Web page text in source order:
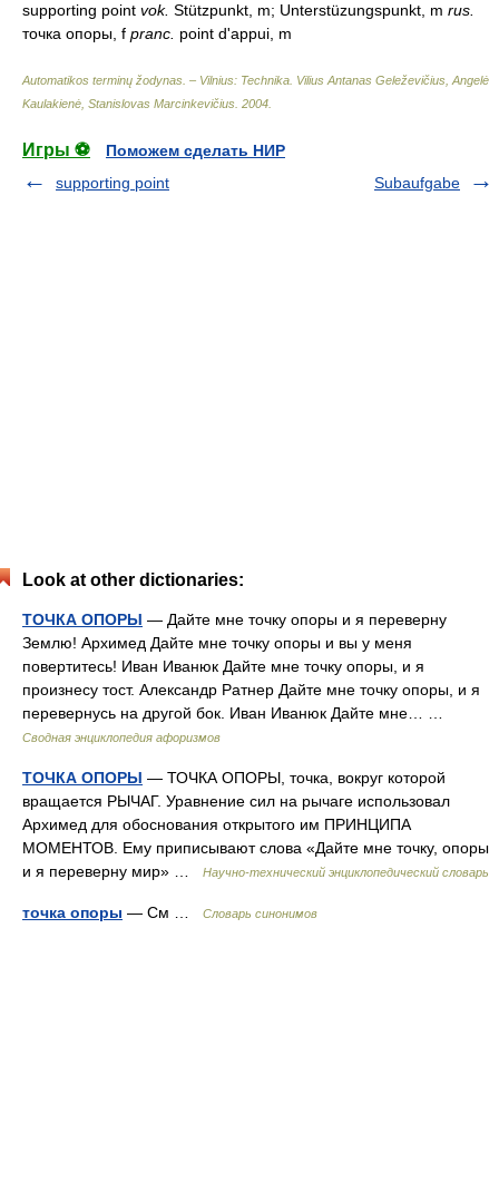
supporting point vok. Stützpunkt, m; Unterstüzungspunkt, m rus.
точка опоры, f pranc. point d'appui, m
Automatikos terminų žodynas. – Vilnius: Technika Vilius Antanas Geleževičius, Angelė
Kaulakienė, Stanislovas Marcinkevičius 2004
Игры ⚽
Поможем сделать НИР
supporting point
Subaufgabe
Look at other dictionaries:
ТОЧКА ОПОРЫ — Дайте мне точку опоры и я переверну
Землю! Архимед Дайте мне точку опоры и вы у меня
повертитесь! Иван Иванюк Дайте мне точку опоры, и я
произнесу тост. Александр Ратнер Дайте мне точку опоры, и я
перевернусь на другой бок. Иван Иванюк Дайте мне… …
Сводная энциклопедия афоризмов
ТОЧКА ОПОРЫ — ТОЧКА ОПОРЫ, точка, вокруг которой
вращается РЫЧАГ. Уравнение сил на рычаге использовал
Архимед для обоснования открытого им ПРИНЦИПА
МОМЕНТОВ. Ему приписывают слова «Дайте мне точку, опоры
и я переверну мир» …
Научно-технический энциклопедический словарь
точка опоры — См … Словарь синонимов